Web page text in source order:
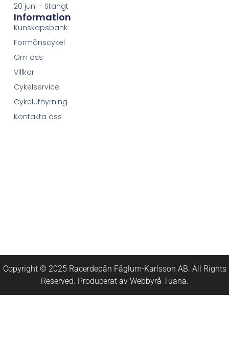
20 juni - Stängt
Information
Kunskapsbank
Förmånscykel
Om oss
Villkor
Cykelservice
Cykeluthyrning
Kontakta oss
Copyright © 2025 Racerdepån Fåglum-Karlsson AB. All Rights
Reserved. Producerat av Webbyrå Tuana.​